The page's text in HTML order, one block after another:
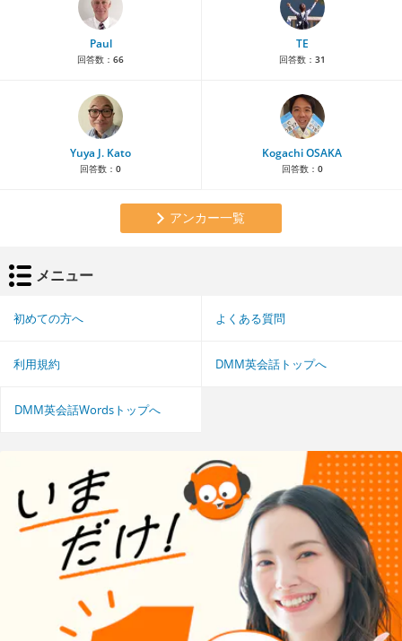
Paul
回答数： 66
TE
回答数： 31
Yuya J. Kato
回答数： 0
Kogachi OSAKA
回答数： 0
アンカー一覧
メニュー
初めての方へ よくある質問
利用規約 DMM英会話トップへ
DMM英会話Wordsトップへ